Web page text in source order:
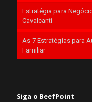
Estratégia para
Cavalcanti
As 7 Estratégias para
Familiar
Siga o BeefPoint